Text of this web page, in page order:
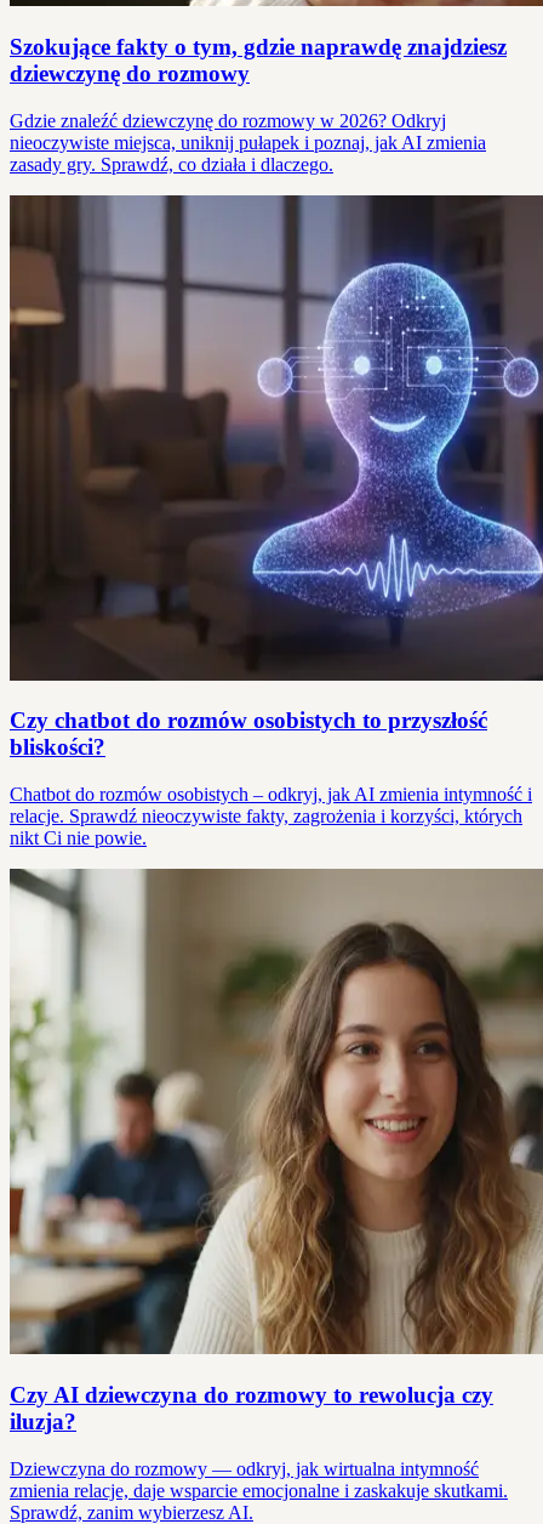
Szokujące fakty o tym, gdzie naprawdę znajdziesz
dziewczynę do rozmowy
Gdzie znaleźć dziewczynę do rozmowy w 2026? Odkryj
nieoczywiste miejsca, uniknij pułapek i poznaj, jak AI zmienia
zasady gry. Sprawdź, co działa i dlaczego.
Czy chatbot do rozmów osobistych to przyszłość
bliskości?
Chatbot do rozmów osobistych – odkryj, jak AI zmienia intymność i
relacje. Sprawdź nieoczywiste fakty, zagrożenia i korzyści, których
nikt Ci nie powie.
Czy AI dziewczyna do rozmowy to rewolucja czy
iluzja?
Dziewczyna do rozmowy — odkryj, jak wirtualna intymność
zmienia relacje, daje wsparcie emocjonalne i zaskakuje skutkami.
Sprawdź, zanim wybierzesz AI.